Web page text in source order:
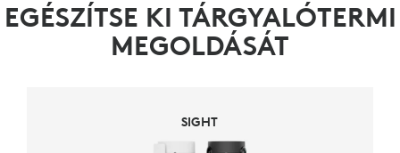
EGÉSZÍTSE KI TÁRGYALÓTERMI
MEGOLDÁSÁT
SIGHT